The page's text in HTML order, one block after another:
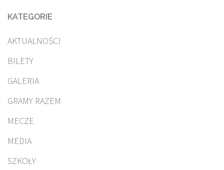
KATEGORIE
AKTUALNOŚCI
BILETY
GALERIA
GRAMY RAZEM
MECZE
MEDIA
SZKOŁY